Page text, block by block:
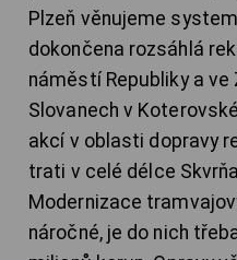
Plzeň věnujeme
dokončena rozsáhlá
náměstí Republiky a
Slovanech v
akcí v oblasti dopravy
trati v celé délce
Modernizace
náročné, je do nich